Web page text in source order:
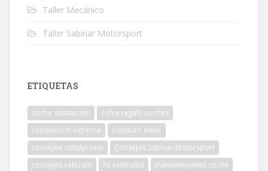
Taller Mecánico
Taller Sabinar Motorsport
ETIQUETAS
coche sustitucion
cofre regalo coches
conducción extrema
conducir nieve
consejos conduccion
Consejos Sabinar Motorsport
consejos vehículo
Itv vehículos
mantenimiento coche